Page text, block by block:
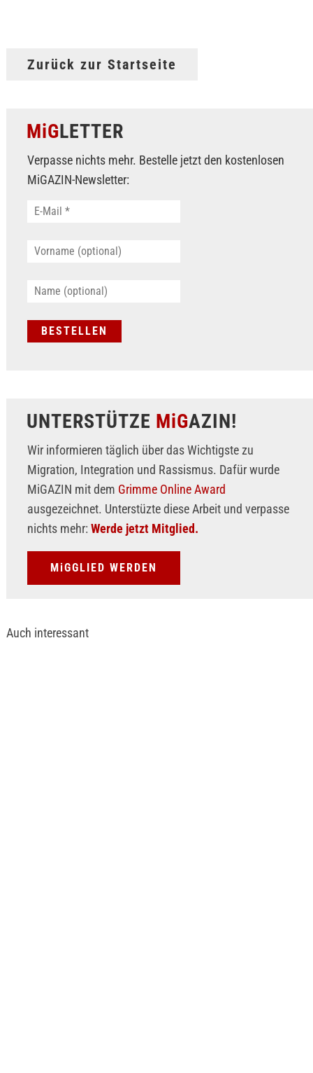
Zurück zur Startseite
MiGLETTER
Verpasse nichts mehr. Bestelle jetzt den kostenlosen
MiGAZIN-Newsletter:
UNTERSTÜTZE MiGAZIN!
Wir informieren täglich über das Wichtigste zu
Migration, Integration und Rassismus. Dafür wurde
MiGAZIN mit dem Grimme Online Award
ausgezeichnet. Unterstüzte diese Arbeit und verpasse
nichts mehr: Werde jetzt Mitglied.
MiGGLIED WERDEN
Auch interessant